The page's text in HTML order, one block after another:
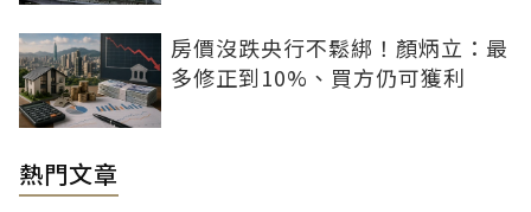
房價沒跌央行不鬆綁！顏炳立：最
多修正到10%、買方仍可獲利
熱門文章